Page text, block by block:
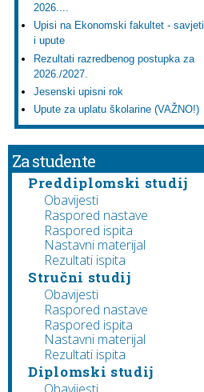
2026....
Upisi na Ekonomski fakultet - savjeti
i upute
Rezultati razredbenog postupka za
2026./2027.
Jesenski upisni rok
Upute za uplatu školarine (VAŽNO!)
Za studente
Preddiplomski studij
Obavijesti
Raspored nastave
Raspored ispita
Nastavni materijal
Rezultati ispita
Stručni studij
Obavijesti
Raspored nastave
Raspored ispita
Nastavni materijal
Rezultati ispita
Diplomski studij